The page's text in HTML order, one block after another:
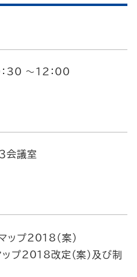
30 ～12：00
会議室
ップ2018（案）
プ2018改定（案）及び制